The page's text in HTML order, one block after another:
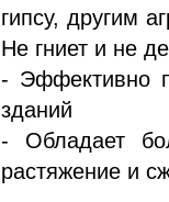
гипсу, другим
Не гниет и не
- Эффективно
зданий
- Обладает
растяжение и